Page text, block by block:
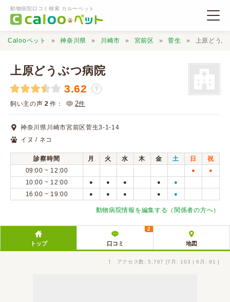
動物病院口コミ検索 カルーペット
動物病院検索
口コミ検索
Calooペットとは？
口コミ投稿
Calooペット 神奈川県 川崎市 宮前区 菅生 上原どうぶ
上原どうぶつ病院
3.62 ？
飼い主の声 2 件： 2件
神奈川県川崎市宮前区菅生3-1-14
イヌ / ネコ
診察時間 月 火 水 木 金 土 日
祝
09:00 ~ 12:00
● ●
10:00 ~ 12:00 ● ● ● ● ●
16:00 ~ 19:00 ● ● ● ● ●
動物病院情報を編集する（関係者の方へ）
トップ 口コミ
2
地図
↑ アクセス数: 5,767 [7月: 103 | 6月: 91 ]